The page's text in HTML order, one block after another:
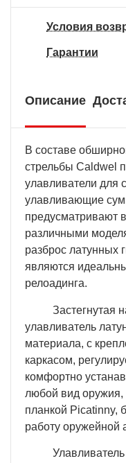
Условия
Гарантии
Описание
В составе
стрельбы Caldwel
улавливатели для
улавливающие
предусматривают
различными
разброс латунных
являются
релоадинга.
Застегнутая на
улавливатель
материала, с
каркасом,
комфортно
любой вид
планкой Picatinny,
работу оружейной
Улавливатель